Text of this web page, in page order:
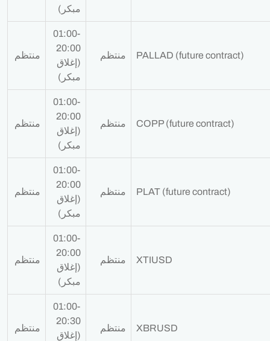
مبكر)
PALLAD (future contract) منتظم
01:00-
20:00
(إغلاق
مبكر)
منتظم
COPP (future contract) منتظم
01:00-
20:00
(إغلاق
مبكر)
منتظم
PLAT (future contract) منتظم
01:00-
20:00
(إغلاق
مبكر)
منتظم
XTIUSD منتظم
01:00-
20:00
(إغلاق
مبكر)
منتظم
XBRUSD منتظم
01:00-
20:30
(إغلاق
منتظم